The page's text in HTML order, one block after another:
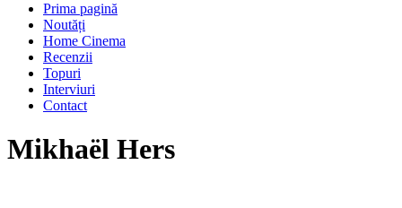
Prima pagină
Noutăți
Home Cinema
Recenzii
Topuri
Interviuri
Contact
Mikhaël Hers